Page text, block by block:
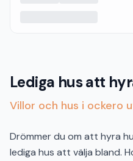
Lediga hus att
Villor och hus i ockero
Drömmer du om att hyra
lediga hus att välja bland.